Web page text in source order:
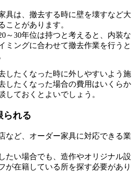
具は、撤去する時に壁を壊すなど大
ことがあります。
～30年位は持つと考えると、内装な
ミングに合わせて撤去作業を行うと
したくなった時に外しやすいよう施
したくなった場合の費用はいくらか
しておくとよいでしょう。
られる
など、オーダー家具に対応できる業
たい場合でも、造作やオリジナル設
が在籍している所を探す必要があり